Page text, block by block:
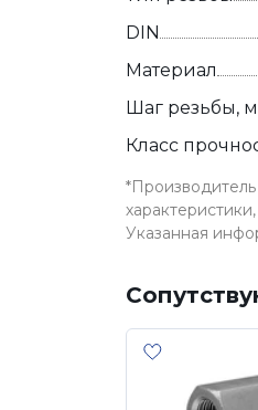
DIN
Материал
Шаг резьбы,
Класс
Указанная